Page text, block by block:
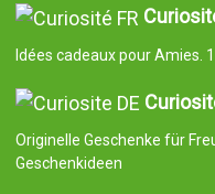
Idées cadeaux pour Amies.
Originelle Geschenke für
Geschenkideen